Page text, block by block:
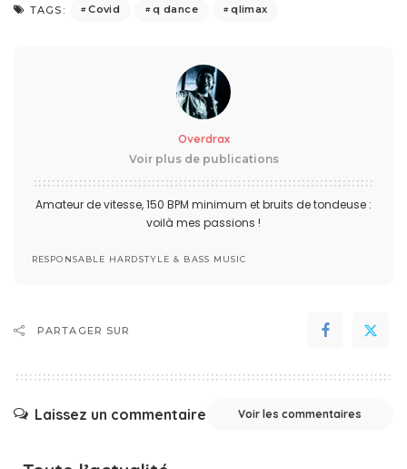
TAGS: Covid q dance qlimax
Overdrax
Voir plus de publications
Amateur de vitesse, 150 BPM minimum et bruits de tondeuse :
voilà mes passions !
RESPONSABLE HARDSTYLE & BASS MUSIC
PARTAGER SUR
Laissez un commentaire Voir les commentaires